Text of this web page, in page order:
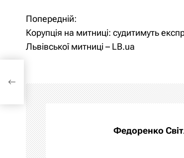
Н
а
і
г
а
ц
Попередній:
Корупція на митниці: судитимуть
Львівської митниці – LB.ua
Федоренко